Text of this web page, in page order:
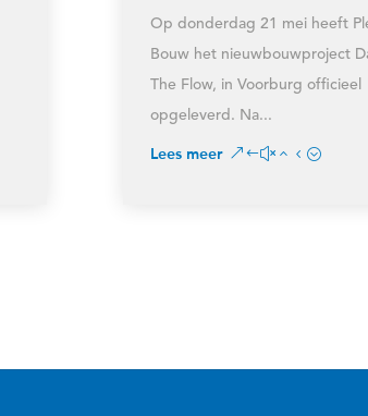
Op donderdag 21 mei heeft
Bouw het nieuwbouwproject
The Flow, in Voorburg officieel
opgeleverd. Na...
Lees meer